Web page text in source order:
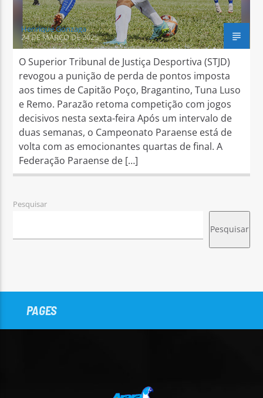
Henrique Gonzaga
24 DE MARÇO DE 2025
O Superior Tribunal de Justiça Desportiva (STJD)
revogou a punição de perda de pontos imposta
aos times de Capitão Poço, Bragantino, Tuna Luso
e Remo. Parazão retoma competição com jogos
decisivos nesta sexta-feira Após um intervalo de
duas semanas, o Campeonato Paraense está de
volta com as emocionantes quartas de final. A
Federação Paraense de […]
Pesquisar
Pesquisar
PAGES